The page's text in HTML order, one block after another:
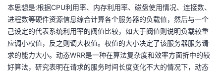
我
的
博
我
的
我
者
学
堂
支
持
我
本思想是:根据CPU利用率、内存利用率、磁盘使用情况、连接数、
进程数等硬件资源信息综合计算各个服务器的负载值，然后与一个
己设定的代表系统利用率的阀值比较，如大于阀值则说明负载较重
应调小权值，反之则调大权值。权值的大小决定了该服务器服务请
求的能力大小。动态WRR是一种在算法复杂度和效率方面折中的较
好算法，研究表明在请求的服务时间长度变化不大的情况下，动态